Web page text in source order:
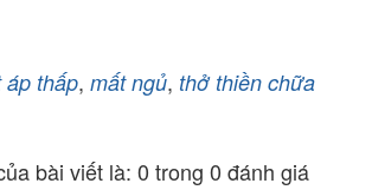
áp thấp, mất ngủ, thở thiền chữa
bài viết là: 0 trong 0 đánh giá